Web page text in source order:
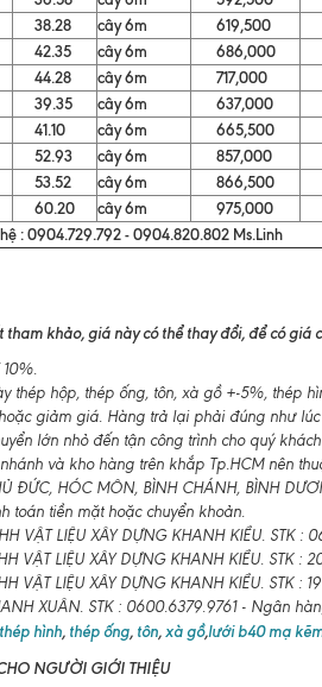
38.28 cây 6m 619,500
42.35 cây 6m 686,000
44.28 cây 6m 717,000
39.35 cây 6m 637,000
41.10 cây 6m 665,500
52.93 cây 6m 857,000
53.52 cây 6m 866,500
60.20 cây 6m 975,000
: 0904.729.792 - 0904.820.802 Ms.Linh
khảo, giá này có thể thay đổi, để có giá
hộp, thép ống, tôn, xà gồ +-5%, thép
giảm giá. Hàng trả lại phải đúng như
lớn nhỏ đến tận công trình cho quý khách
và kho hàng trên khắp Tp.HCM nên
ĐỨC, HÓC MÔN, BÌNH CHÁNH, BÌNH
toán tiền mặt hoặc chuyển khoản.
VẬT LIỆU XÂY DỰNG KHANH KIỀU. STK
VẬT LIỆU XÂY DỰNG KHANH KIỀU. STK
VẬT LIỆU XÂY DỰNG KHANH KIỀU. STK
XUÂN. STK : 0600.6379.9761 - Ngân
hình,thép ống, tôn, xà gồ,lưới b40 mạ
NGƯỜI GIỚI THIỆU